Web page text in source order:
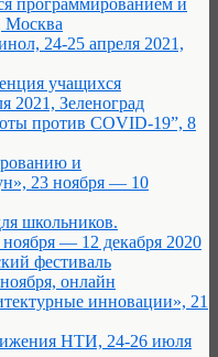
программированием и
Москва
24-25 апреля 2021,
учащихся
2021, Зеленоград
против COVID-19”, 8
и
23 ноября — 10
школьников.
— 12 декабря 2020
фестиваль
онлайн
инновации», 21
НТИ, 24-26 июля